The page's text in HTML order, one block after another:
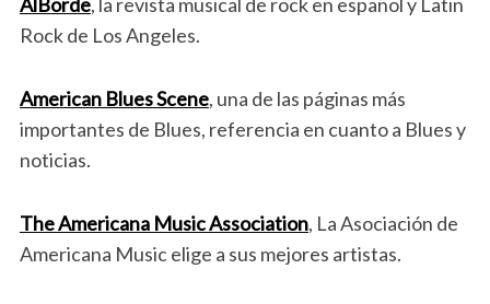
Rock de Los Angeles.
American Blues Scene, una de las páginas más
importantes de Blues, referencia en cuanto a Blues y
noticias.
The Americana Music Association, La Asociación de
Americana Music elige a sus mejores artistas.